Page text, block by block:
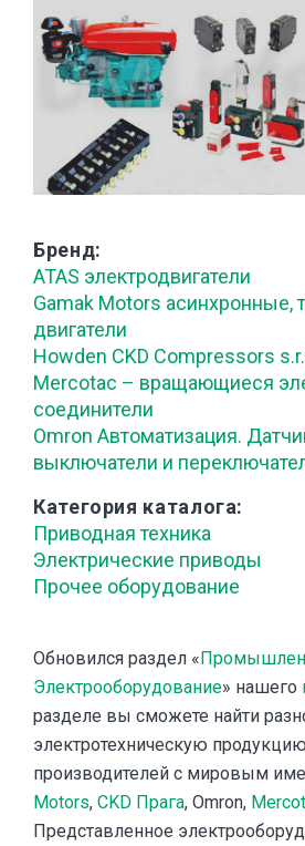
Бренд
ATAS электродвигатели
Gamak Motors асинхронные,
двигатели
Howden CKD Compressors
Mercotac – вращающиеся
соединители
Omron Автоматизация.
выключатели и
Категория каталога
Приводная техника
Электрические приводы
Прочее оборудование
Обновился раздел «
Электрооборудование» нашего
разделе вы сможете найти
электротехническую
производителей с мировым
Motors, CKD Прага, Omron,
Представленное